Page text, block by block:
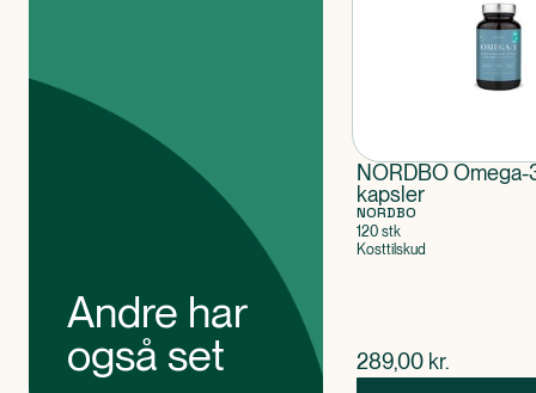
Andre har
også set
NORDBO Omega-
kapsler
NORDBO
120 stk
Kosttilskud
$nuværende pris
289,00 kr.